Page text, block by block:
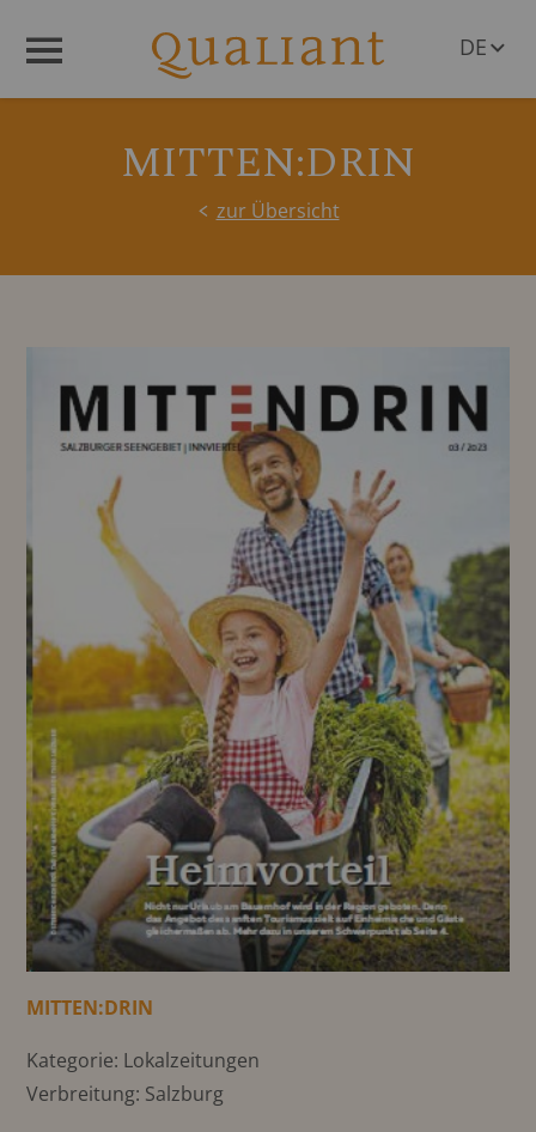
DE
MITTEN:DRIN
zur Übersicht
MITTEN:DRIN
Kategorie: Lokalzeitungen
Verbreitung: Salzburg